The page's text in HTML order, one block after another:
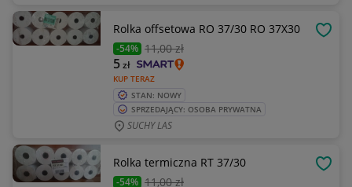
Rolka offsetowa RO 37/30 RO 37X30
-54% 11,00 zł
KUP TERAZ
5zł
STAN: NOWY
SPRZEDAJĄCY: OSOBA PRYWATNA
SUCHY LAS
Rolka termiczna RT 37/30
-54% 11,00 zł